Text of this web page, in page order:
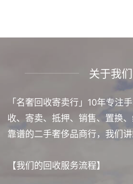
关于我们
「名奢回收寄卖行」10年专注
收、寄卖、抵押、销售、置换
靠谱的二手奢侈品商行，我们讲
【我们的回收服务流程】